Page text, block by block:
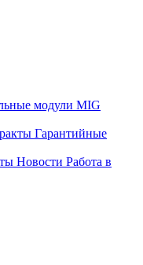
модули MIG
Гарантийные
Новости Работа в